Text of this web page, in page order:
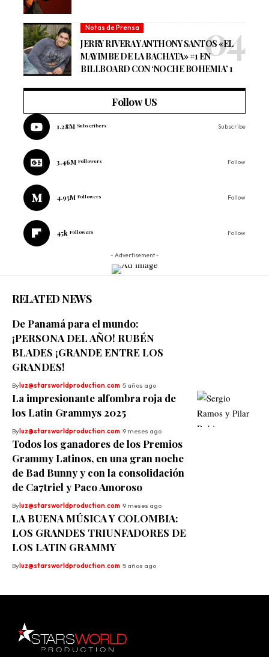
Notas de Prensa
JERRY RIVERA Y ANTHONY SANTOS «EL
MAYIMBE DE LA BACHATA» #1 EN
BILLBOARD CON ‘NOCHE BOHEMIA’ 1
Follow US
1.28M Subscribers Subscribe
3.46M Followers Follow
4.95M Followers Follow
45k Followers Follow
- Advertisement -
RELATED NEWS
De Panamá para el mundo:
¡PERSONA DEL AÑO! RUBÉN
BLADES ¡GRANDE ENTRE LOS
GRANDES!
Byluz@starsworldproduction.com 5 años ago
La impresionante alfombra roja de
los Latin Grammys 2025
Byluz@starsworldproduction.com 9 meses ago
Todos los ganadores de los Premios
Grammy Latinos, en una gran noche
de Bad Bunny y con la consolidación
de Ca7triel y Paco Amoroso
Byluz@starsworldproduction.com 9 meses ago
LA BUENA MÚSICA Y COLOMBIA:
LOS GRANDES TRIUNFADORES DE
LOS LATIN GRAMMY
Byluz@starsworldproduction.com 5 años ago